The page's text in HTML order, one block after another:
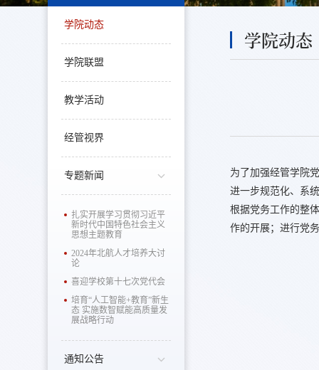
学院动态
学院联盟
教学活动
经管视界
专题新闻
扎实开展学习贯彻习近平
新时代中国特色社会主义
思想主题教育
2024年北航人才培养大讨
论
喜迎学校第十七次党代会
培育“人工智能+教育”新生
态 实施数智赋能高质量发
展战略行动
通知公告
学院动态
为了加强经管学院
进一步规范化、系
根据党务工作的整
作的开展；进行党